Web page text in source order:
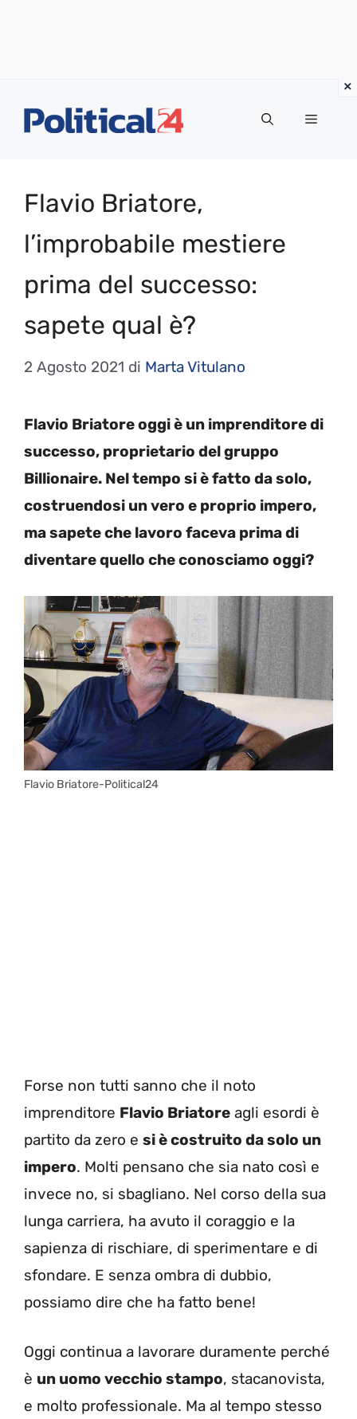
Menu
Flavio Briatore,
l’improbabile mestiere
prima del successo:
sapete qual è?
2 Agosto 2021 di Marta Vitulano
Flavio Briatore oggi è un imprenditore di
successo, proprietario del gruppo
Billionaire. Nel tempo si è fatto da solo,
costruendosi un vero e proprio impero,
ma sapete che lavoro faceva prima di
diventare quello che conosciamo oggi?
Flavio Briatore-Political24
Forse non tutti sanno che il noto
imprenditore Flavio Briatore agli esordi è
partito da zero e si è costruito da solo un
impero. Molti pensano che sia nato così e
invece no, si sbagliano. Nel corso della sua
lunga carriera, ha avuto il coraggio e la
sapienza di rischiare, di sperimentare e di
sfondare. E senza ombra di dubbio,
possiamo dire che ha fatto bene!
Oggi continua a lavorare duramente perché
è un uomo vecchio stampo, stacanovista,
e molto professionale. Ma al tempo stesso